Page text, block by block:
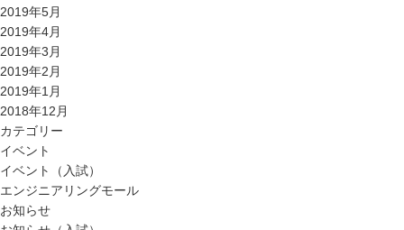
2019年5月
2019年4月
2019年3月
2019年2月
2019年1月
2018年12月
カテゴリー
イベント
イベント（入試）
エンジニアリングモール
お知らせ